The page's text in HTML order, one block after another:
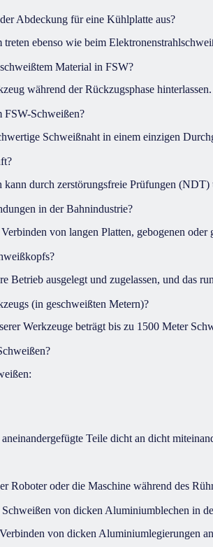
Abdeckung für eine Kühlplatte aus?
ebenso wie beim
Material in FSW?
während der Rückzugsphase
FSW-Schweißen?
Schweißnaht in einem einzigen
durch zerstörungsfreie Prüfungen
in der Bahnindustrie?
von langen Platten, gebogenen
Betrieb ausgelegt und zugelassen, und das
(in geschweißten Metern)?
Werkzeuge beträgt bis zu 1500 Meter
Teile dicht an dicht
Roboter oder die Maschine während des
von dicken Aluminiumblechen in
von dicken Aluminiumlegierungen